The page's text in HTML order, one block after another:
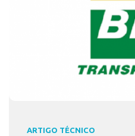
ARTIGO TÉCNICO